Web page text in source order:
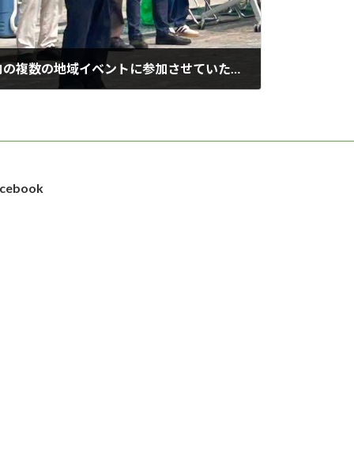
日曜日の本日も、練馬区内の複数の地域イベントに参加させていただきました。